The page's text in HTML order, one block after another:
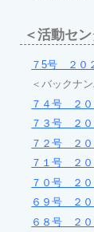
＜活動セ
７5号 ２０
＜バックナ
７４号 ２０
７３号 ２０
７２号 ２０
７１号 ２０
７０号 ２０
６９号 ２０
６８号 ２０